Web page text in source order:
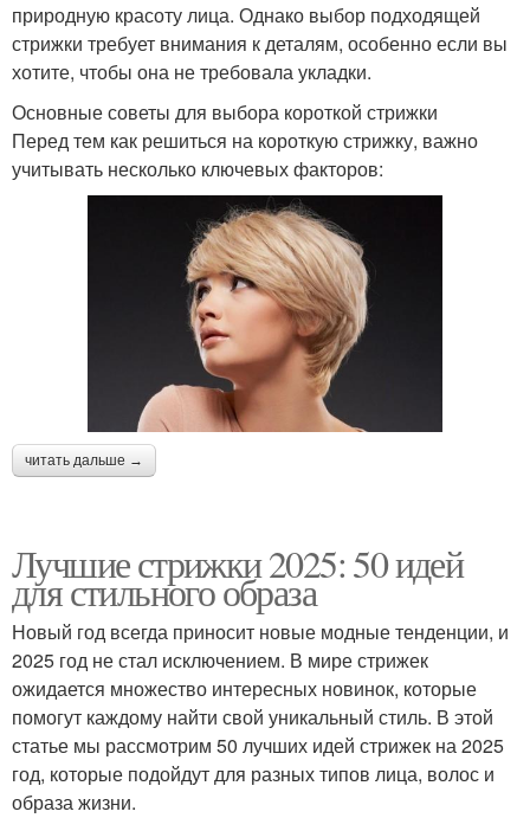
природную красоту лица. Однако выбор подходящей
стрижки требует внимания к деталям, особенно если вы
хотите, чтобы она не требовала укладки.
Основные советы для выбора короткой стрижки
Перед тем как решиться на короткую стрижку, важно
учитывать несколько ключевых факторов:
читать дальше →
Лучшие стрижки 2025: 50 идей
для стильного образа
Новый год всегда приносит новые модные тенденции, и
2025 год не стал исключением. В мире стрижек
ожидается множество интересных новинок, которые
помогут каждому найти свой уникальный стиль. В этой
статье мы рассмотрим 50 лучших идей стрижек на 2025
год, которые подойдут для разных типов лица, волос и
образа жизни.